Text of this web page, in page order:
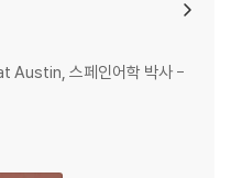
는 몇 시에 일어나니?
네가 가장 좋아하는 선수
스페인어학 박사 -